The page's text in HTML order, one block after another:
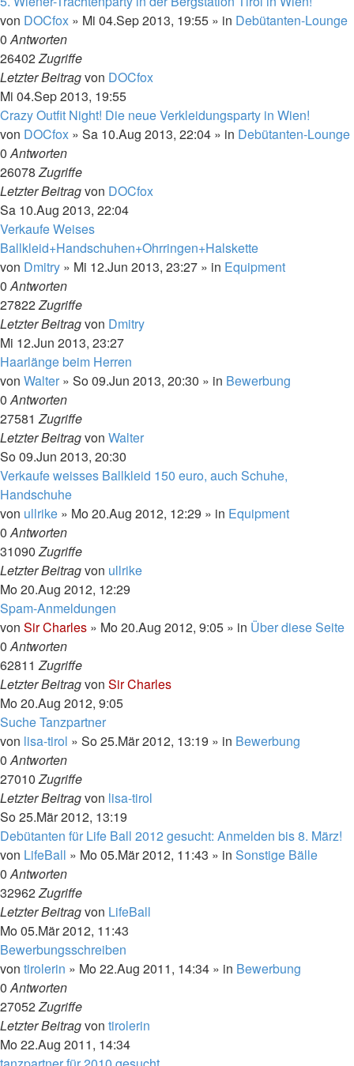
von DOCfox » Mi 04.Sep 2013, 19:55 » in Debütanten-Lounge
0Antworten
26402Zugriffe
Letzter Beitragvon DOCfox
Mi 04.Sep 2013, 19:55
Crazy Outfit Night! Die neue Verkleidungsparty in Wien!
von DOCfox » Sa 10.Aug 2013, 22:04 » in Debütanten-Lounge
0Antworten
26078Zugriffe
Letzter Beitragvon DOCfox
Sa 10.Aug 2013, 22:04
Verkaufe Weises
Ballkleid+Handschuhen+Ohrringen+Halskette
von Dmitry » Mi 12.Jun 2013, 23:27 » in Equipment
0Antworten
27822Zugriffe
Letzter Beitragvon Dmitry
Mi 12.Jun 2013, 23:27
Haarlänge beim Herren
von Walter » So 09.Jun 2013, 20:30 » in Bewerbung
0Antworten
27581Zugriffe
Letzter Beitragvon Walter
So 09.Jun 2013, 20:30
Verkaufe weisses Ballkleid 150 euro, auch Schuhe,
Handschuhe
von ullrike » Mo 20.Aug 2012, 12:29 » in Equipment
0Antworten
31090Zugriffe
Letzter Beitragvon ullrike
Mo 20.Aug 2012, 12:29
Spam-Anmeldungen
von Sir Charles » Mo 20.Aug 2012, 9:05 » in Über diese Seite
0Antworten
62811Zugriffe
Letzter Beitragvon Sir Charles
Mo 20.Aug 2012, 9:05
Suche Tanzpartner
von lisa-tirol » So 25.Mär 2012, 13:19 » in Bewerbung
0Antworten
27010Zugriffe
Letzter Beitragvon lisa-tirol
So 25.Mär 2012, 13:19
Debütanten für Life Ball 2012 gesucht: Anmelden bis 8. März!
von LifeBall » Mo 05.Mär 2012, 11:43 » in Sonstige Bälle
0Antworten
32962Zugriffe
Letzter Beitragvon LifeBall
Mo 05.Mär 2012, 11:43
Bewerbungsschreiben
von tirolerin » Mo 22.Aug 2011, 14:34 » in Bewerbung
0Antworten
27052Zugriffe
Letzter Beitragvon tirolerin
Mo 22.Aug 2011, 14:34